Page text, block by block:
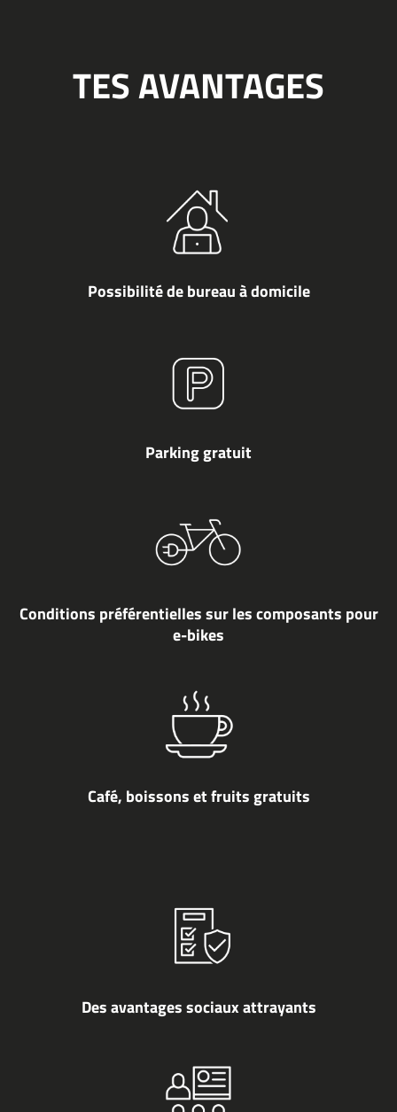
TES AVANTAGES
Possibilité de bureau à domicile
Parking gratuit
Conditions préférentielles sur les composants pour
e-bikes
Café, boissons et fruits gratuits
Des avantages sociaux attrayants